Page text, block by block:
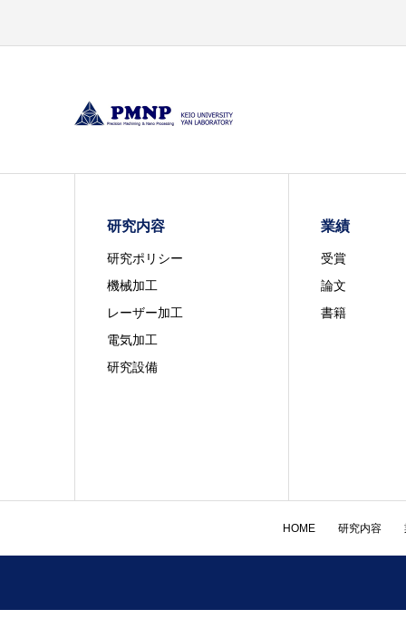
研究内容
研究ポリシー
機械加工
レーザー加工
電気加工
研究設備
業績
受賞
論文
書籍
HOME 研究内容